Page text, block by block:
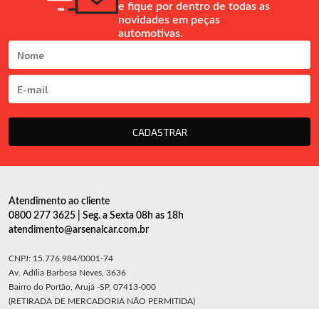
e fique por dentro de todas as
novidades em peças
automotivas.
CADASTRAR
Atendimento ao cliente
0800 277 3625 | Seg. a Sexta 08h as 18h
atendimento@arsenalcar.com.br
CNPJ: 15.776.984/0001-74
Av. Adília Barbosa Neves, 3636
Bairro do Portão, Arujá -SP, 07413-000
(RETIRADA DE MERCADORIA NÃO PERMITIDA)